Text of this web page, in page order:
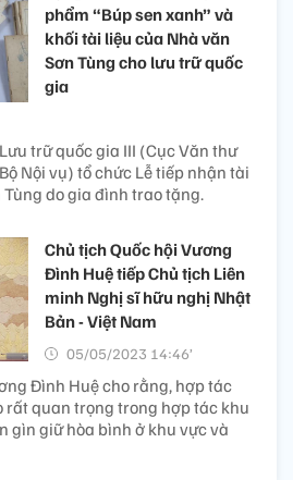
phẩm “Búp sen xanh” và
khối tài liệu của Nhà văn
Sơn Tùng cho lưu trữ quốc
gia
trữ quốc gia III (Cục Văn thư
Nội vụ) tổ chức Lễ tiếp nhận tài
do gia đình trao tặng.
Chủ tịch Quốc hội Vương
Đình Huệ tiếp Chủ tịch Liên
minh Nghị sĩ hữu nghị Nhật
Bản - Việt Nam
05/05/2023 14:46’
Đình Huệ cho rằng, hợp tác
rất quan trọng trong hợp tác khu
gìn giữ hòa bình ở khu vực và